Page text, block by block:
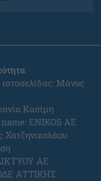
ιστοσελίδας: Μάνος
Κασίμη
ENIKOS AE
Χατζηνικολάου
ΑΕ
ΑΤΤΙΚΗΣ